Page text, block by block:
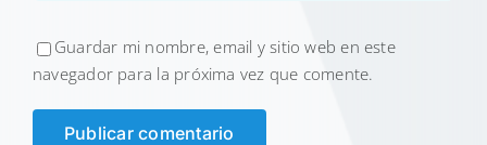
Guardar mi nombre, email y sitio web en este
navegador para la próxima vez que comente.